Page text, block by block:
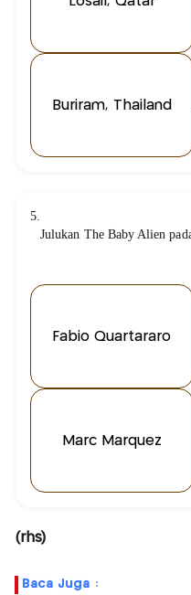
Buriram, Thailand
5.
Julukan The Baby Alien
Fabio Quartararo
Marc Marquez
(rhs)
Baca Juga :